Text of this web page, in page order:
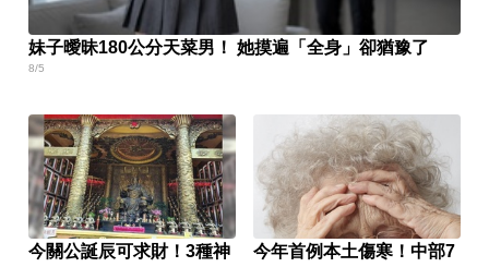
妹子曖昧180公分天菜男！ 她摸遍「全身」卻猶豫了
8/5
今關公誕辰可求財！3種神
今年首例本土傷寒！中部7